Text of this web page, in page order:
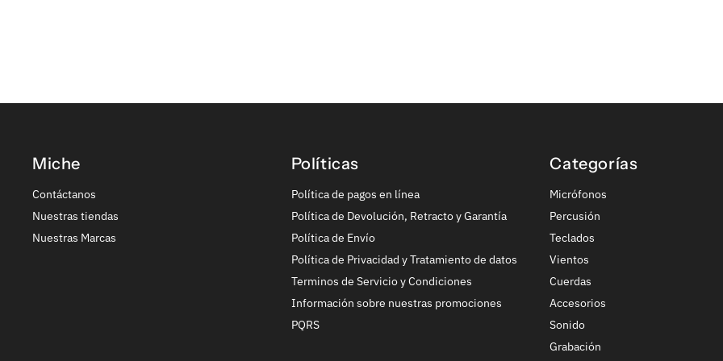
Miche
Contáctanos
Nuestras tiendas
Nuestras Marcas
Políticas
Política de pagos en línea
Política de Devolución, Retracto y Garantía
Política de Envío
Política de Privacidad y Tratamiento de datos
Terminos de Servicio y Condiciones
Información sobre nuestras promociones
PQRS
Categorías
Micrófonos
Percusión
Teclados
Vientos
Cuerdas
Accesorios
Sonido
Grabación